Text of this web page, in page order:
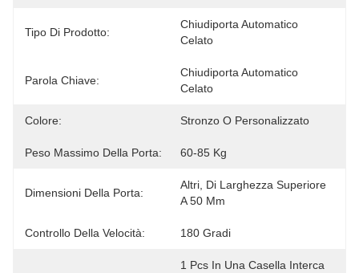
Tipo Di Prodotto:
Chiudiporta Automatico
Celato
Parola Chiave:
Chiudiporta Automatico
Celato
Colore: Stronzo O Personalizzato
Peso Massimo Della Porta: 60-85 Kg
Dimensioni Della Porta:
Altri, Di Larghezza Superiore
A 50 Mm
Controllo Della Velocità: 180 Gradi
1 Pcs In Una Casella Interca